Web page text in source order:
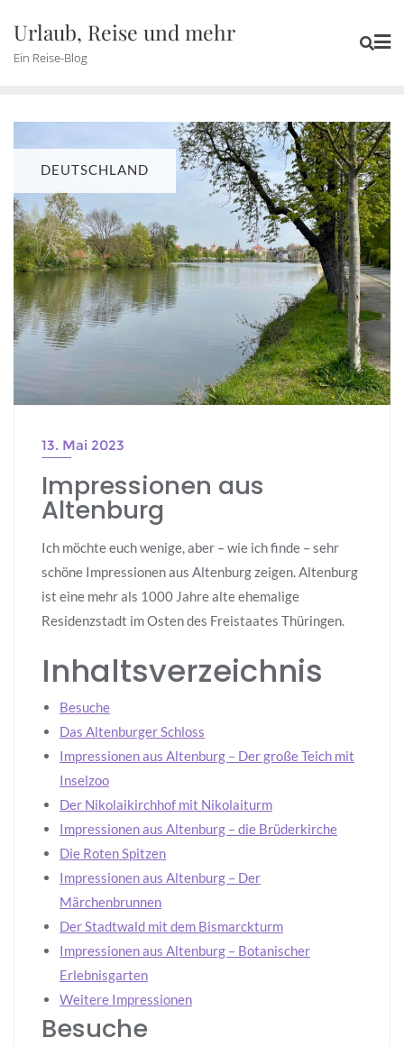
content
Urlaub, Reise und mehr
Ein Reise-Blog
DEUTSCHLAND
13. Mai 2023
Impressionen aus
Altenburg
Ich möchte euch wenige, aber – wie ich finde – sehr
schöne Impressionen aus Altenburg zeigen. Altenburg
ist eine mehr als 1000 Jahre alte ehemalige
Residenzstadt im Osten des Freistaates Thüringen.
Inhaltsverzeichnis
Besuche
Das Altenburger Schloss
Impressionen aus Altenburg – Der große Teich mit
Inselzoo
Der Nikolaikirchhof mit Nikolaiturm
Impressionen aus Altenburg – die Brüderkirche
Die Roten Spitzen
Impressionen aus Altenburg – Der
Märchenbrunnen
Der Stadtwald mit dem Bismarckturm
Impressionen aus Altenburg – Botanischer
Erlebnisgarten
Weitere Impressionen
Besuche